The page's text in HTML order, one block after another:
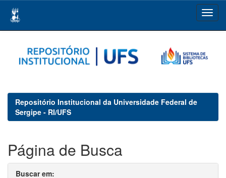
navigation
Repositório Institucional da Universidade Federal de
Sergipe - RI/UFS
Página de Busca
Buscar em: